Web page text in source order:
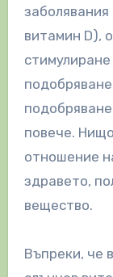
витамин D),
повече.
отношение
здравето,
вещество.
Въпреки, че